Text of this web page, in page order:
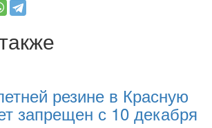
резине в Красную
запрещен с 10 декабря